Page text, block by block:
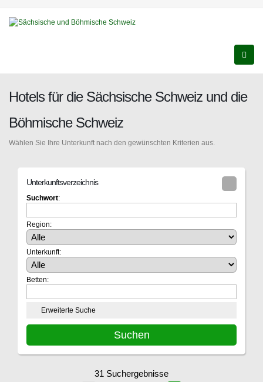
Hotels für die Sächsische Schweiz und die
Böhmische Schweiz
Wählen Sie Ihre Unterkunft nach den gewünschten Kriterien aus.
Unterkunftsverzeichnis
Suchwort:
Region:
Unterkunft:
Betten:
Erweiterte Suche
31 Suchergebnisse